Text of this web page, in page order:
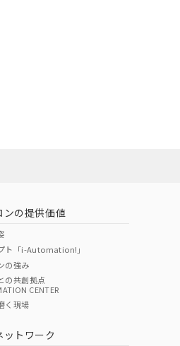
ンの提供価値
ト「i-Automation!」
の強み
の共創拠点
CENTER
く現場
ットワーク